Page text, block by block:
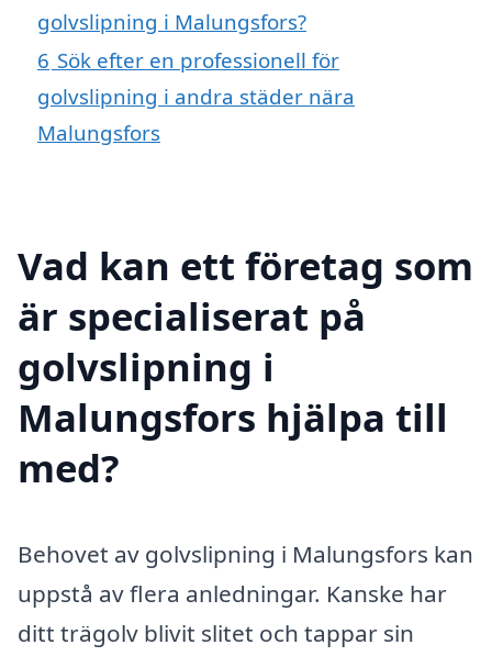
golvslipning i Malungsfors?
6 Sök efter en professionell för
golvslipning i andra städer nära
Malungsfors
Vad kan ett företag som
är specialiserat på
golvslipning i
Malungsfors hjälpa till
med?
Behovet av golvslipning i Malungsfors kan
uppstå av flera anledningar. Kanske har
ditt trägolv blivit slitet och tappar sin